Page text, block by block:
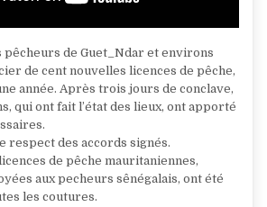
pêcheurs de Guet_Ndar et environs
de cent nouvelles licences de pêche,
année. Après trois jours de conclave,
qui ont fait l’état des lieux, ont apporté
respect des accords signés.
de pêche mauritaniennes,
aux pecheurs sênégalais, ont été
les coutures.